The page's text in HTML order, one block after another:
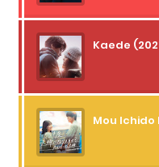
Kaede